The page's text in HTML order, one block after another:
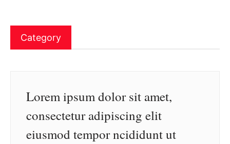
Category
Lorem ipsum dolor sit amet,
consectetur adipiscing elit
eiusmod tempor ncididunt ut